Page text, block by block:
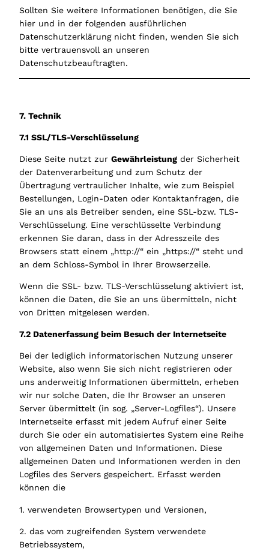
Sollten Sie weitere Informationen benötigen, die Sie
hier und in der folgenden ausführlichen
Datenschutzerklärung nicht finden, wenden Sie sich
bitte vertrauensvoll an unseren
Datenschutzbeauftragten.
7. Technik
7.1 SSL/TLS-Verschlüsselung
Diese Seite nutzt zur Gewährleistung der Sicherheit
der Datenverarbeitung und zum Schutz der
Übertragung vertraulicher Inhalte, wie zum Beispiel
Bestellungen, Login-Daten oder Kontaktanfragen, die
Sie an uns als Betreiber senden, eine SSL-bzw. TLS-
Verschlüsselung. Eine verschlüsselte Verbindung
erkennen Sie daran, dass in der Adresszeile des
Browsers statt einem „http://“ ein „https://“ steht und
an dem Schloss-Symbol in Ihrer Browserzeile.
Wenn die SSL- bzw. TLS-Verschlüsselung aktiviert ist,
können die Daten, die Sie an uns übermitteln, nicht
von Dritten mitgelesen werden.
7.2 Datenerfassung beim Besuch der Internetseite
Bei der lediglich informatorischen Nutzung unserer
Website, also wenn Sie sich nicht registrieren oder
uns anderweitig Informationen übermitteln, erheben
wir nur solche Daten, die Ihr Browser an unseren
Server übermittelt (in sog. „Server-Logfiles“). Unsere
Internetseite erfasst mit jedem Aufruf einer Seite
durch Sie oder ein automatisiertes System eine Reihe
von allgemeinen Daten und Informationen. Diese
allgemeinen Daten und Informationen werden in den
Logfiles des Servers gespeichert. Erfasst werden
können die
1. verwendeten Browsertypen und Versionen,
2. das vom zugreifenden System verwendete
Betriebssystem,